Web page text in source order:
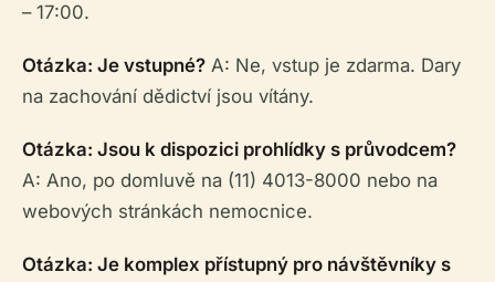
– 17:00.
Otázka: Je vstupné? A: Ne, vstup je zdarma. Dary
na zachování dědictví jsou vítány.
Otázka: Jsou k dispozici prohlídky s průvodcem?
A: Ano, po domluvě na (11) 4013-8000 nebo na
webových stránkách nemocnice.
Otázka: Je komplex přístupný pro návštěvníky s